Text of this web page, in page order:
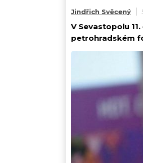
Jindřich Svěcený
V Sevastopolu
petrohradském